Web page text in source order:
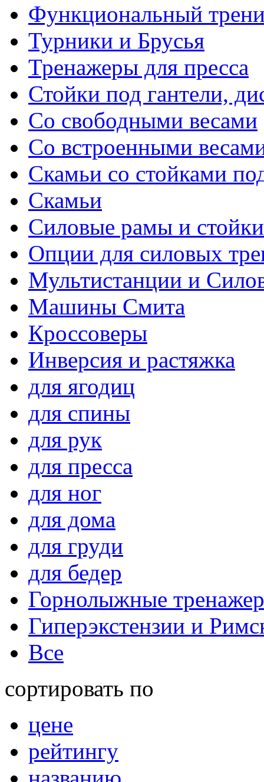
Функциональный
Турники и Брусья
Тренажеры для пресса
Стойки под гантели,
Со свободными весами
Со встроенными
Скамьи со стойками
Скамьи
Силовые рамы и стойки
Опции для силовых
Мультистанции и
Машины Смита
Кроссоверы
Инверсия и растяжка
для ягодиц
для спины
для рук
для пресса
для ног
для дома
для груди
для бедер
Горнолыжные
Гиперэкстензии и
Все
сортировать по
цене
рейтингу